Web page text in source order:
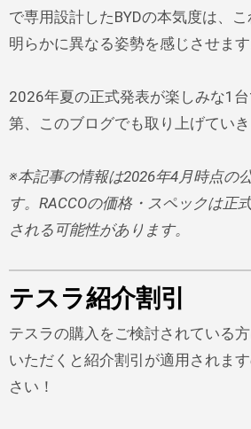
で専用設計したBYDの本気度は、
明らかに異なる姿勢を感じさせます
2026年夏の正式発表が楽しみな1
第、このブログでも取り上げていき
※本記事の情報は2026年4月時点の
す。RACCOの価格・スペックは正
される可能性があります。
テスラ紹介割引
テスラの購入をご検討されている
いただくと紹介割引が適用されま
さい！